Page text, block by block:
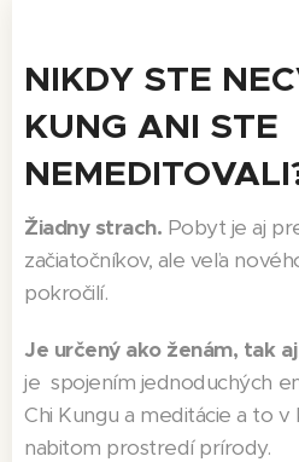
NIKDY STE
KUNG ANI STE
Žiadny strach. Pobyt je aj
začiatočníkov, ale veľa
pokročilí.
Je určený ako ženám, tak
je spojením jednoduchých
Chi Kungu a meditácie a to
nabitom prostredí prírody.